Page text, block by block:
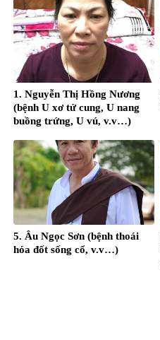
1. Nguyễn Thị Hồng Nương
(bệnh U xơ tử cung, U nang
buồng trứng, U vú, v.v…)
5. Âu Ngọc Sơn (bệnh thoái
hóa đốt sống cổ, v.v…)